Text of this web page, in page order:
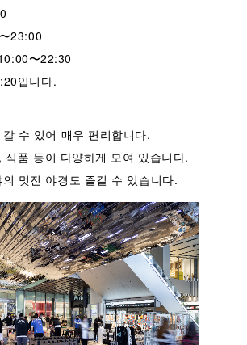
23:00
〜22:30
입니다.
수 있어 매우 편리합니다.
품 등이 다양하게 모여 있습니다.
멋진 야경도 즐길 수 있습니다.